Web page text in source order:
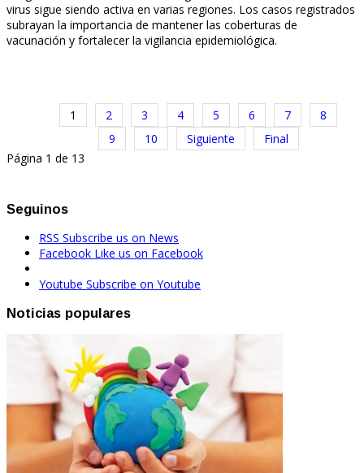
virus sigue siendo activa en varias regiones. Los casos registrados
subrayan la importancia de mantener las coberturas de
vacunación y fortalecer la vigilancia epidemiológica.
1 2 3 4 5 6 7
8
9
10 Siguiente
Final
Página 1 de 13
Seguinos
RSS Subscribe us on News
Facebook Like us on Facebook
Youtube Subscribe on Youtube
Noticias populares